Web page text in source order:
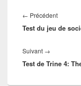
de
l’article
← PrécédentArticle
Test du jeu de
Suivant →
suivant :
Test de Trine 4: